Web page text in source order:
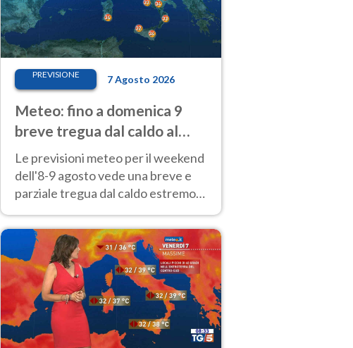
PREVISIONE 7 Agosto 2026
Meteo: fino a domenica 9
breve tregua dal caldo al
Nord! Altrove calura e afa
Le previsioni meteo per il weekend
dell'8-9 agosto vede una breve e
parziale tregua dal caldo estremo
40 gradi.